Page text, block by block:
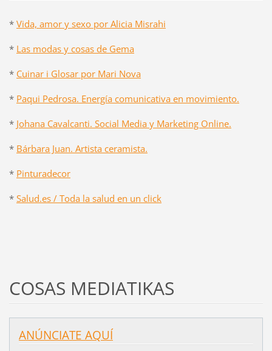
* Vida, amor y sexo por Alicia Misrahi
* Las modas y cosas de Gema
* Cuinar i Glosar por Mari Nova
* Paqui Pedrosa. Energía comunicativa en movimiento.
* Johana Cavalcanti. Social Media y Marketing Online.
* Bárbara Juan. Artista ceramista.
* Pinturadecor
* Salud.es / Toda la salud en un click
COSAS MEDIATIKAS
ANÚNCIATE AQUÍ